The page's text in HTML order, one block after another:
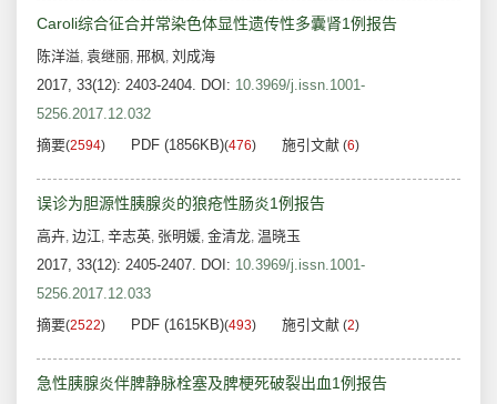
Caroli综合征合并常染色体显性遗传性多囊肾1例报告
陈洋溢, 袁继丽, 邢枫, 刘成海
2017, 33(12): 2403-2404. DOI: 10.3969/j.issn.1001-
5256.2017.12.032
摘要(2594) PDF (1856KB)(476) 施引文献 (6)
误诊为胆源性胰腺炎的狼疮性肠炎1例报告
高卉, 边江, 辛志英, 张明媛, 金清龙, 温晓玉
2017, 33(12): 2405-2407. DOI: 10.3969/j.issn.1001-
5256.2017.12.033
摘要(2522) PDF (1615KB)(493) 施引文献 (2)
急性胰腺炎伴脾静脉栓塞及脾梗死破裂出血1例报告